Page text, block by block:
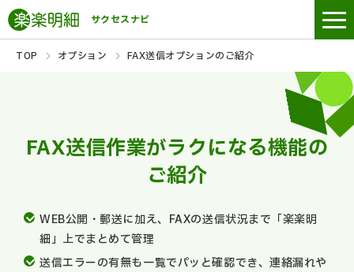
サクセスナビ
TOP オプション FAX送信オプションのご紹介
FAX送信作業がラクになる機能の
ご紹介
WEB公開・郵送に加え、FAXの送信状況まで「楽楽明
細」上でまとめて管理
送信エラーの有無も一覧でパッと確認でき、連絡漏れや